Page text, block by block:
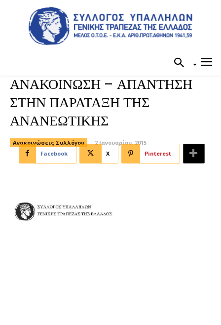
ΑΝΑΚΟΙΝΩΣΗ – ΑΠΑΝΤΗΣΗ
ΣΤΗΝ ΠΑΡΑΤΑΞΗ ΤΗΣ
ΑΝΑΝΕΩΤΙΚΗΣ
Ανακοινώσεις Συλλόγου
2 Ιανουαρίου, 2015
Facebook
X Pinterest